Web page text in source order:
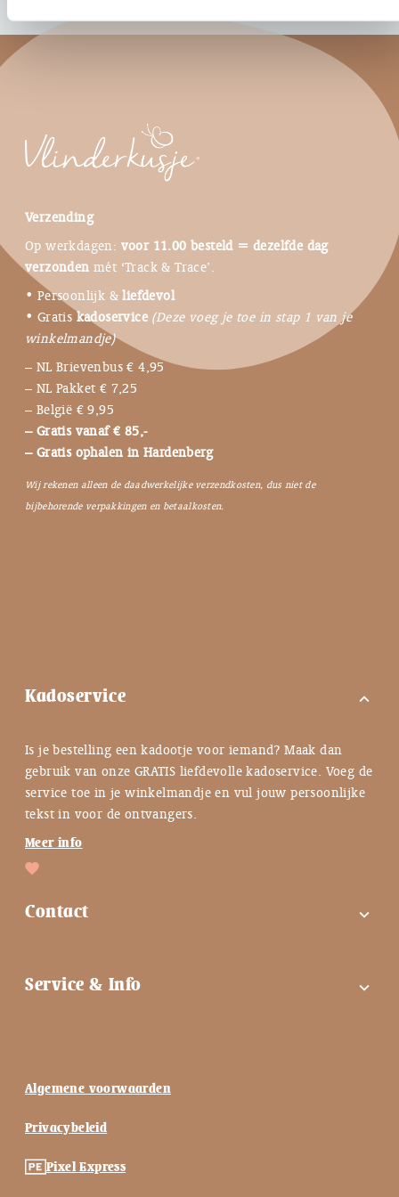
Verzending
Op werkdagen: voor 11.00 besteld = dezelfde dag
verzonden mét ‘Track & Trace’.
• Persoonlijk &liefdevol
• Gratis kadoservice (Deze voeg je toe in stap 1 van je
winkelmandje)
– NL Brievenbus € 4,95
– NL Pakket € 7,25
– België € 9,95
– Gratis vanaf € 85,-
– Gratis ophalen in Hardenberg
Wij rekenen alleen de daadwerkelijke verzendkosten, dus niet de
bijbehorende verpakkingen en betaalkosten.
Kadoservice expand_more
Is je bestelling een kadootje voor iemand? Maak dan
gebruik van onze GRATIS liefdevolle kadoservice. Voeg de
service toe in je winkelmandje en vul jouw persoonlijke
tekst in voor de ontvangers.
Meer info
Contact expand_more
Contactgegevens
Nieuwsbrief
Onze Missie
Service & Info expand_more
Keuzehulp ♡
Algemene voorwaarden
Privacybeleid
Pixel Express